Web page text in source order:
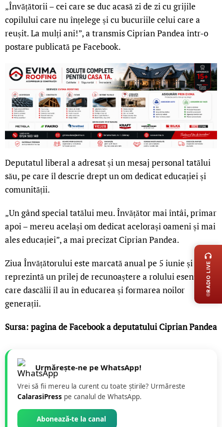
„Învățătorii – cei care se duc acasă zi de zi cu grijile
copilului care nu înțelege și cu bucuriile celui care a
reușit. La mulți ani!”, a transmis Ciprian Pandea într-o
postare publicată pe Facebook.
Deputatul liberal a adresat și un mesaj personal tatălui
său, pe care îl descrie drept un om dedicat educației și
comunității.
„Un gând special tatălui meu. Învățător mai întâi, primar
apoi – mereu același om dedicat acelorași oameni și mai
ales educației”, a mai precizat Ciprian Pandea.
Ziua Învățătorului este marcată anual pe 5 iunie și
reprezintă un prilej de recunoaștere a rolului esențial pe
care dascălii îl au în educarea și formarea noilor
generații.
Sursa: pagina de Facebook a deputatului Ciprian Pandea
Urmărește-ne pe WhatsApp!
Vrei să fii mereu la curent cu toate știrile? Urmăreste
CalarasiPress pe canalul de WhatsApp.
Abonează-te la canal
RADIO LIVE